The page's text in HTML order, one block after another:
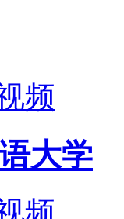
频
大学
频